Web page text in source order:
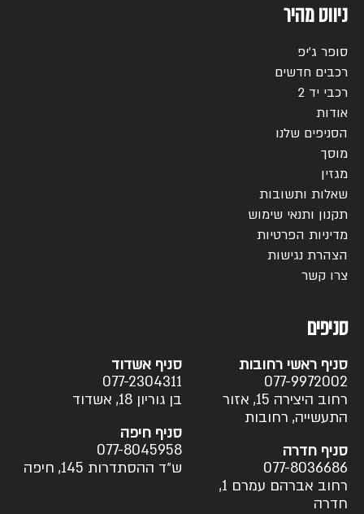
ניווט מהיר
סופר ג’יפ
רכבים חדשים
רכבי יד 2
אודות
הסניפים שלנו
מוסך
מגזין
שאלות ותשובות
תקנון ותנאי שימוש
מדיניות הפרטיות
הצהרת נגישות
צרו קשר
סניפים
סניף ראשי רחובות
077-9972002
רחוב היצירה 15, אזור
התעשייה, רחובות
סניף חדרה
077-8036686
רחוב אברהם עמרם 1,
חדרה
סניף אשדוד
077-2304311
בן גוריון 18, אשדוד
סניף חיפה
077-8045958
ש״ד ההסתדרות 145, חיפה